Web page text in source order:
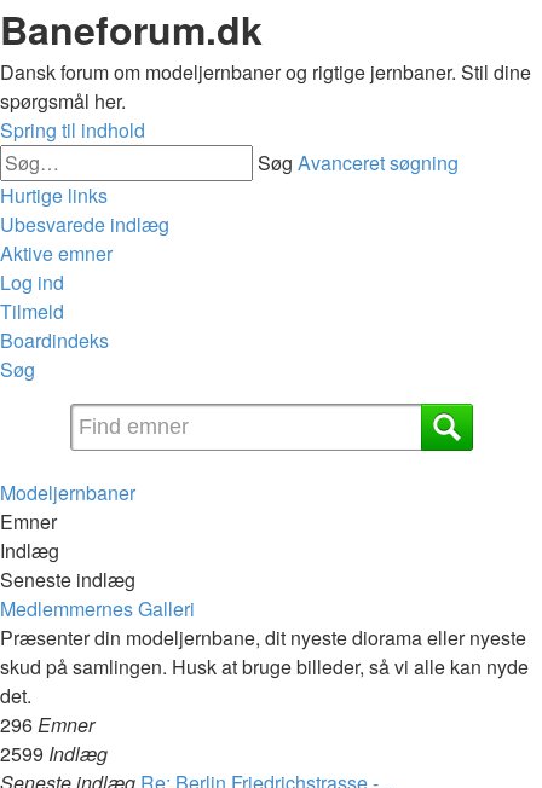
Baneforum.dk
Dansk forum om modeljernbaner og rigtige jernbaner. Stil dine
spørgsmål her.
Spring til indhold
Søg Avanceret søgning
Hurtige links
Ubesvarede indlæg
Aktive emner
Log ind
Tilmeld
Boardindeks
Søg
Modeljernbaner
Emner
Indlæg
Seneste indlæg
Medlemmernes Galleri
Præsenter din modeljernbane, dit nyeste diorama eller nyeste
skud på samlingen. Husk at bruge billeder, så vi alle kan nyde
det.
296Emner
2599 Indlæg